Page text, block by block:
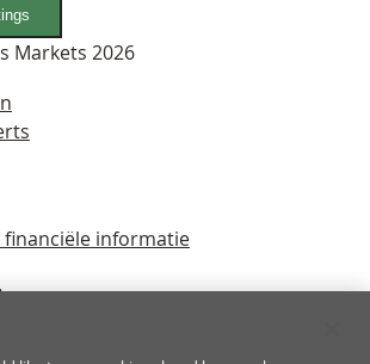
Markets 2026
informatie